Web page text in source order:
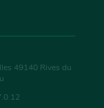
49140 Rives du